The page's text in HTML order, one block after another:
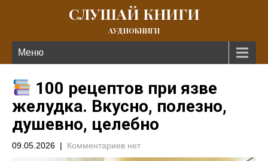
СЛУШАЙ КНИГИ
АУДИОКНИГИ
Меню
100 рецептов при язве
желудка. Вкусно, полезно,
душевно, целебно
09.05.2026 | Комментариев нет